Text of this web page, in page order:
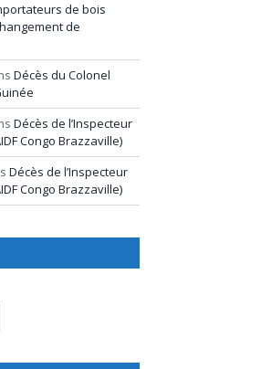
de bois
de
Décès du Colonel
Décès de l’Inspecteur
Congo Brazzaville)
Décès de l’Inspecteur
Congo Brazzaville)